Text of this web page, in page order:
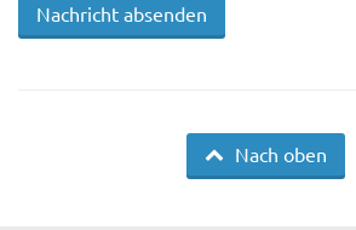
Nach oben